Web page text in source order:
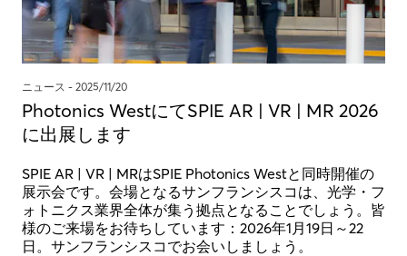
ニュース - 2025/11/20
Photonics WestにてSPIE AR | VR | MR 2026
に出展します
SPIE AR | VR | MRはSPIE Photonics Westと同時開催の
展示会です。会場となるサンフランシスコは、光学・フ
ォトニクス業界全体が集う拠点となることでしょう。皆
様のご来場をお待ちしています：2026年1月19日～22
日。サンフランシスコでお会いしましょう。